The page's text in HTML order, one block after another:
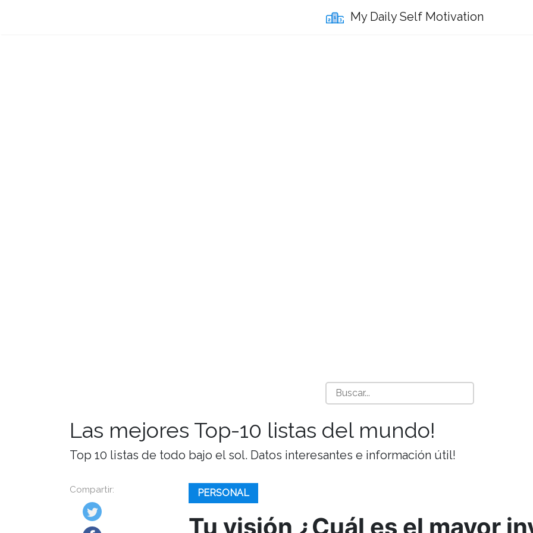
My Daily Self Motivation
Las mejores Top-10 listas del mundo!
Top 10 listas de todo bajo el sol. Datos interesantes e información útil!
Compartir: PERSONAL
Tu visión ¿Cuál es el mayor